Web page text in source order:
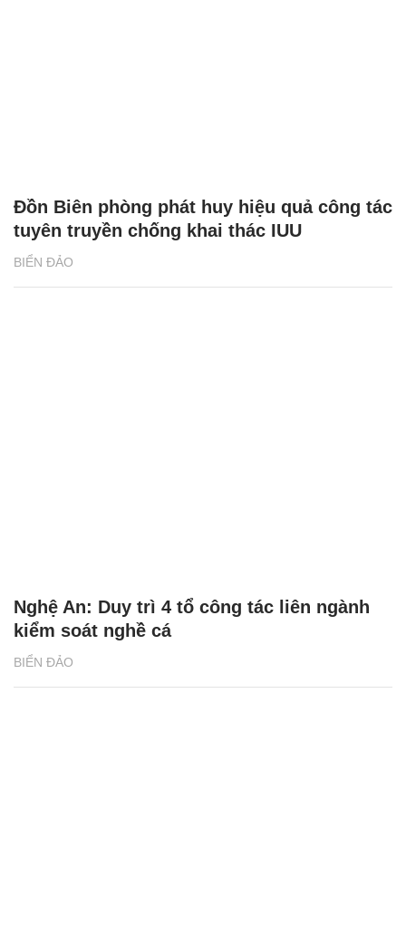
BIỂN ĐẢO
Đồn Biên phòng phát huy hiệu quả công tác
tuyên truyền chống khai thác IUU
BIỂN ĐẢO
Nghệ An: Duy trì 4 tổ công tác liên ngành
kiểm soát nghề cá